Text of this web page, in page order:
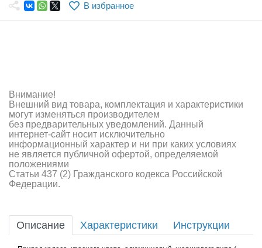
Аппаратура и электроника
Аккумуляторы и батарейки
Зарядные устройства и блоки питания
Двигатели
Технические жидкости
Оптовая продажа запчастей для моделей
В избранное
Внимание!
Внешний вид товара, комплектация и характеристики
могут изменяться производителем
без предварительных уведомлений. Данный
интернет-сайт носит исключительно
информационный характер и ни при каких условиях
не является публичной офертой, определяемой
положениями
Статьи 437 (2) Гражданского кодекса Российской
Федерации.
Описание Характеристики Инструкции